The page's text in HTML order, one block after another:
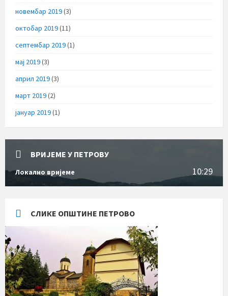
новембар 2019(3)
октобар 2019(11)
септембар 2019(1)
мај 2019(3)
април 2019(3)
март 2019(2)
јануар 2019(1)
ВРИЈЕМЕ У ПЕТРОВУ
Локално вријеме 10:29
СЛИКЕ ОПШТИНЕ ПЕТРОВО